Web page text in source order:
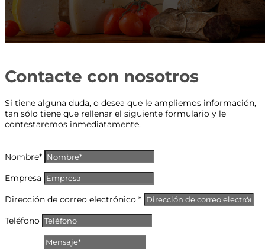
Contacte con nosotros
Si tiene alguna duda, o desea que le ampliemos información,
tan sólo tiene que rellenar el siguiente formulario y le
contestaremos inmediatamente.
Nombre*
Empresa
Dirección de correo electrónico *
Teléfono